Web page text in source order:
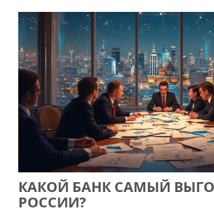
КАКОЙ БАНК САМЫЙ
РОССИИ?